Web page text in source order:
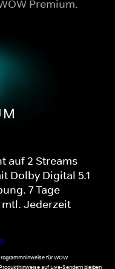
Premium.
auf 2 Streams
Dolby Digital 5.1
7 Tage
Jederzeit
für WOW
auf Live-Sendern bleiben